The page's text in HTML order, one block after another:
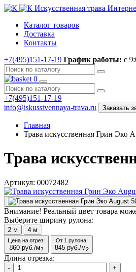
Искусственная трава
Каталог товаров
Доставка
Контакты
+7(495)151-17-19 График работы: с
0
+7(495)151-17-19
info@iskusstvennaya-trava.ru
Заказать
Главная
Трава искусственная Грин Эко
Трава
Артикул: 00072482
Внимание! Реальный цвет товара
Выберите ширину рулона:
2 м 4 м
Цена на отрез:
860 руб./м2
От 1 рулона:
845 руб./м2
Длина отрезка:
- +